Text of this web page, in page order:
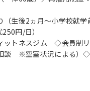
生後2ヵ月～小学校就学
円/日）
トネスジム ◇会員制リ
談 ※空室状況による）◇